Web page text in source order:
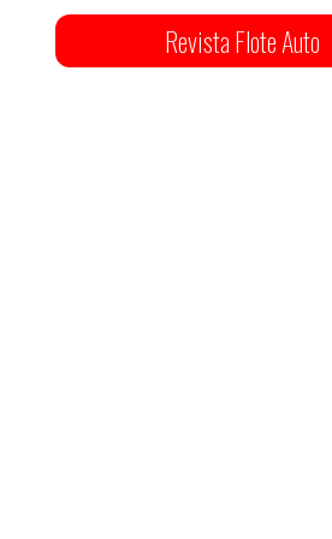
Revista Flote Auto